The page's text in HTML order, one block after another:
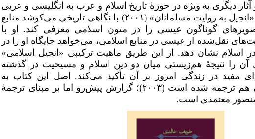
دیگری به ویژه در حوزۀ تاریخ اسلام و عرب به انگلیسی و عربی
به روایت مسلمانان» (۲۰۰۱) با نگاهی تاریخی می‌کوشد منابع
گوناگون عیسی را در متون اسلامی معرفی کند. او با
نقل‌شده از عیسی در منابع اسلامی، می‌خواهد جایگاه او را در
اسلام نشان دهد. از این طریق ماهیت ترکیبی «انجیل اسلامی»
را نتیجهٔ هم‌زیستی میان دو دین اسلام و مسیحیت در گذشته
مفید در زندگی امروز بر آن تأکید می‌کند. اصل این کتاب به
هم ترجمه شده است (۲۰۰۳)؛ گزارش پیش‌رو اما بر مبنای ترجمهٔ
معتمدی است.